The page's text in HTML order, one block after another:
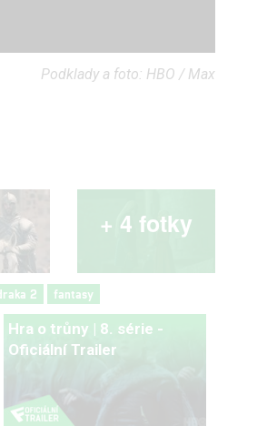
Podklady a foto: HBO / Max
+ 4 fotky
2 fantasy
Hra o trůny | 8. série -
Oficiální Trailer